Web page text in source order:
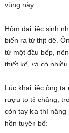
vùng này.
Hôm đại tiệc sinh
biến ra từ thịt dê.
từ một đầu bếp,
thiết kế, và có
Lúc khai tiệc ông
rượu to tổ chảng,
còn tay kia thì nâng
hồn tuyên bố: